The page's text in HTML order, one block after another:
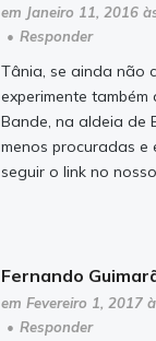
em Janeiro 11, 2016
• Responder
Tânia, se ainda não
experimente também
Bande, na aldeia de
menos procuradas e
seguir o link no nosso
Fernando
em Fevereiro 1, 2017
• Responder